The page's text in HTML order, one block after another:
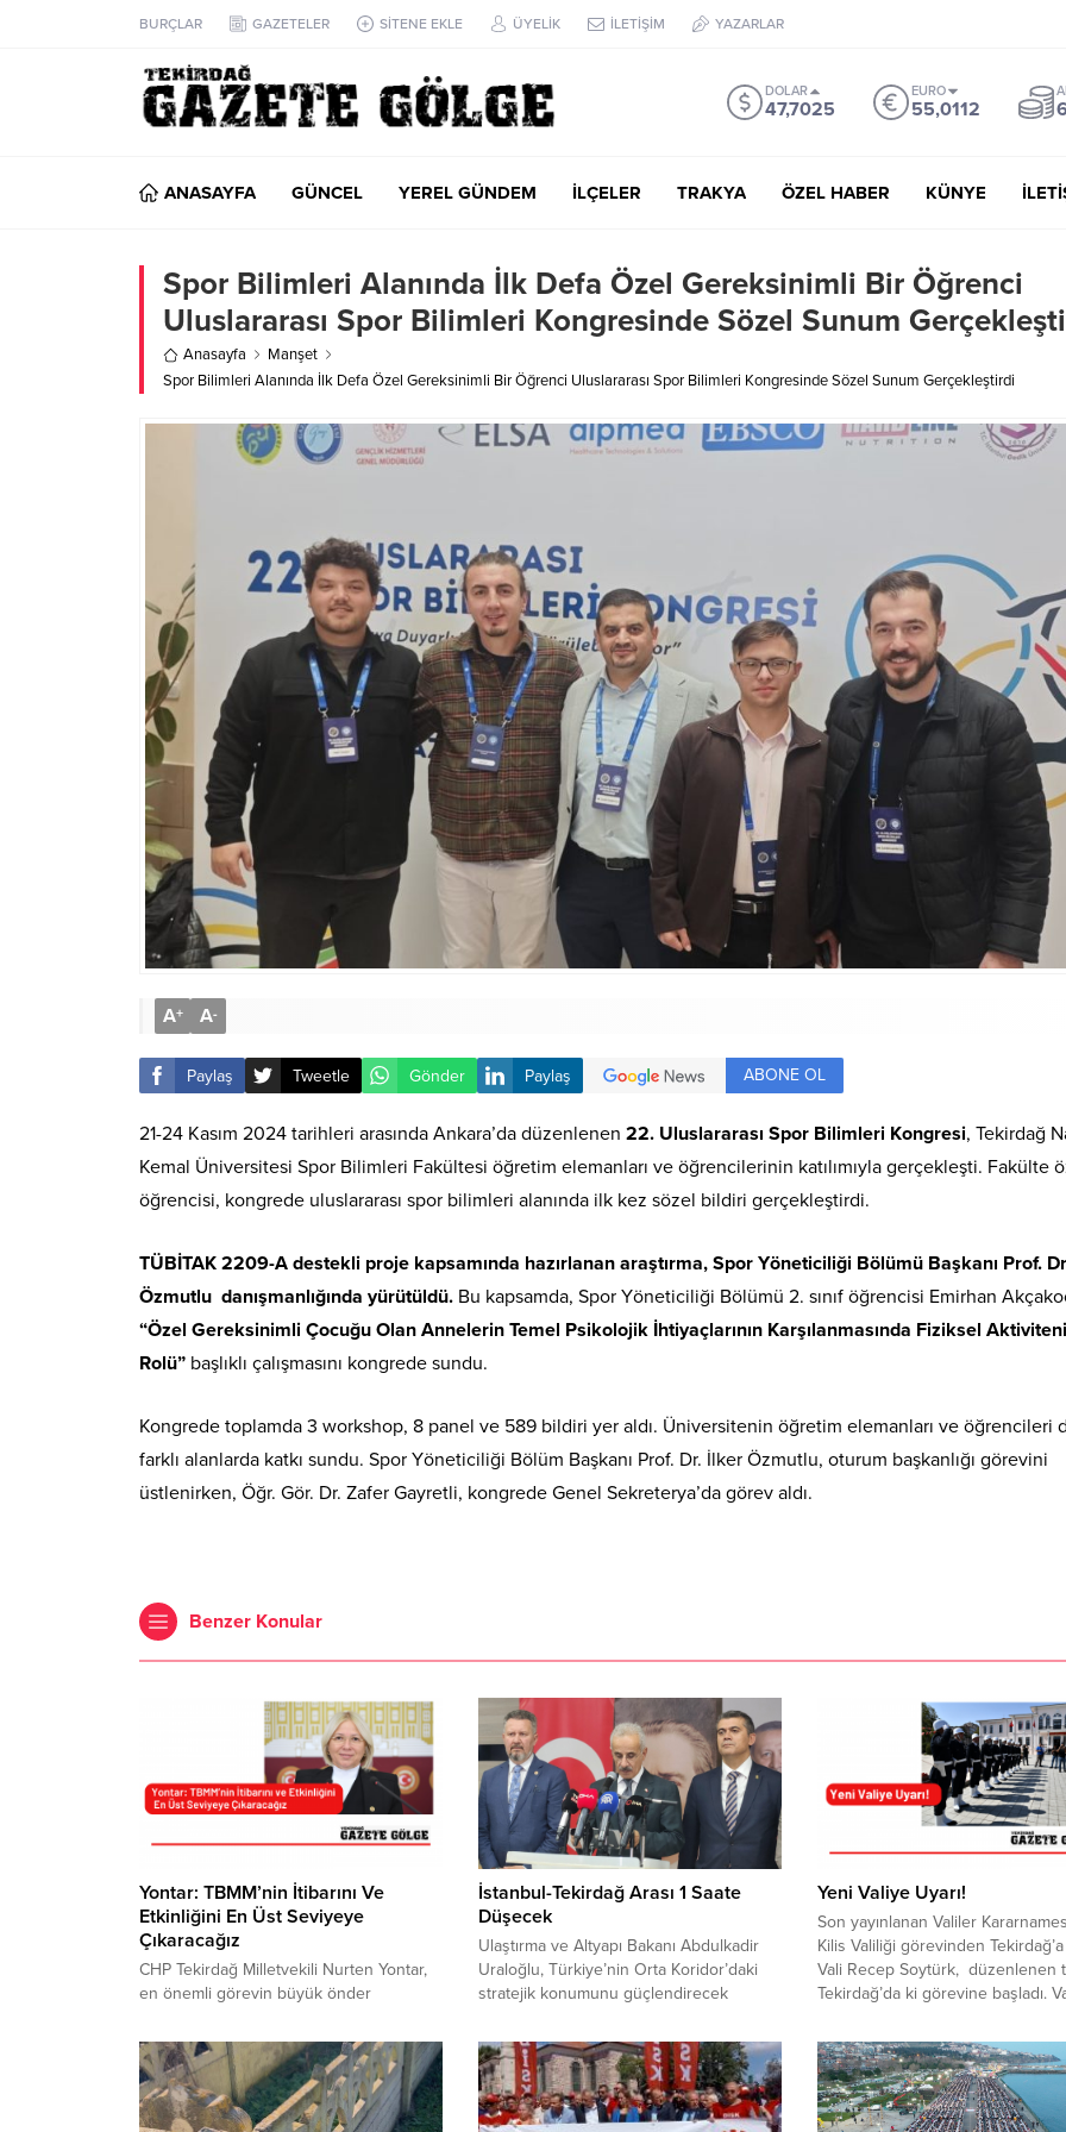
BURÇLAR GAZETELER SİTENE EKLE ÜYELİK İLETİŞİM YAZARLAR
DOLAR
47,7025
EURO
55,0112
ANASAYFA GÜNCEL YEREL GÜNDEM İLÇELER TRAKYA ÖZEL HABER KÜNYE
Spor Bilimleri Alanında İlk Defa Özel Gereksinimli Bir Öğrenci
Uluslararası Spor Bilimleri Kongresinde Sözel Sunum
Anasayfa
Manşet
Spor Bilimleri Alanında İlk Defa Özel Gereksinimli Bir Öğrenci Uluslararası Spor Bilimleri Kongresinde Sözel Sunum Gerçekleştirdi
A+ A-
Paylaş Tweetle Gönder Paylaş ABONE OL
21-24 Kasım 2024 tarihleri arasında Ankara’da düzenlenen 22. Uluslararası Spor Bilimleri Kongresi, Tekirdağ
Kemal Üniversitesi Spor Bilimleri Fakültesi öğretim elemanları ve öğrencilerinin katılımıyla gerçekleşti. Fakülte
öğrencisi, kongrede uluslararası spor bilimleri alanında ilk kez sözel bildiri gerçekleştirdi.
TÜBİTAK 2209-A destekli proje kapsamında hazırlanan araştırma, Spor Yöneticiliği Bölümü Başkanı Prof.
Özmutlu danışmanlığında yürütüldü. Bu kapsamda, Spor Yöneticiliği Bölümü 2. sınıf öğrencisi Emirhan
“Özel Gereksinimli Çocuğu Olan Annelerin Temel Psikolojik İhtiyaçlarının Karşılanmasında Fiziksel
Rolü” başlıklı çalışmasını kongrede sundu.
Kongrede toplamda 3 workshop, 8 panel ve 589 bildiri yer aldı. Üniversitenin öğretim elemanları ve öğrencileri
farklı alanlarda katkı sundu. Spor Yöneticiliği Bölüm Başkanı Prof. Dr. İlker Özmutlu, oturum başkanlığı görevini
üstlenirken, Öğr. Gör. Dr. Zafer Gayretli, kongrede Genel Sekreterya’da görev aldı.
Benzer Konular
Yontar: TBMM’nin İtibarını Ve
Etkinliğini En Üst Seviyeye
Çıkaracağız
CHP Tekirdağ Milletvekili Nurten Yontar,
en önemli görevin büyük önder
hiç durmadan çalışmak olduğunu söyledi.
23 Nisan Ulusal Egemenlik ve Çocuk
Bayramı dolayısıyla mesaj yayınlayan
Yontar, demokrasisi gelişmemiş hiçbir
İstanbul-Tekirdağ Arası 1 Saate
Düşecek
Ulaştırma ve Altyapı Bakanı Abdulkadir
Uraloğlu, Türkiye’nin Orta Koridor’daki
stratejik konumunu güçlendirecek
belirterek, Halkalı-Kapıkule Hızlı Tren
Hattı’nda test sürüşlerinin başladığını
açıkladı. Kınalı-Malkara Otoyolu’nun da
tamamlanmasıyla İstanbul-Tekirdağ ulaşım
Yeni Valiye Uyarı!
Son yayınlanan Valiler
Kilis Valiliği görevinden
Vali Recep Soytürk, düzenlenen
Tekirdağ’da ki görevine başladı.
yönündeki ilk uyarı ise CHP
Nurten Yontar’dan geldi.
görev yapan ve son kararname ile
Trabzon’a atanan Vali Aziz